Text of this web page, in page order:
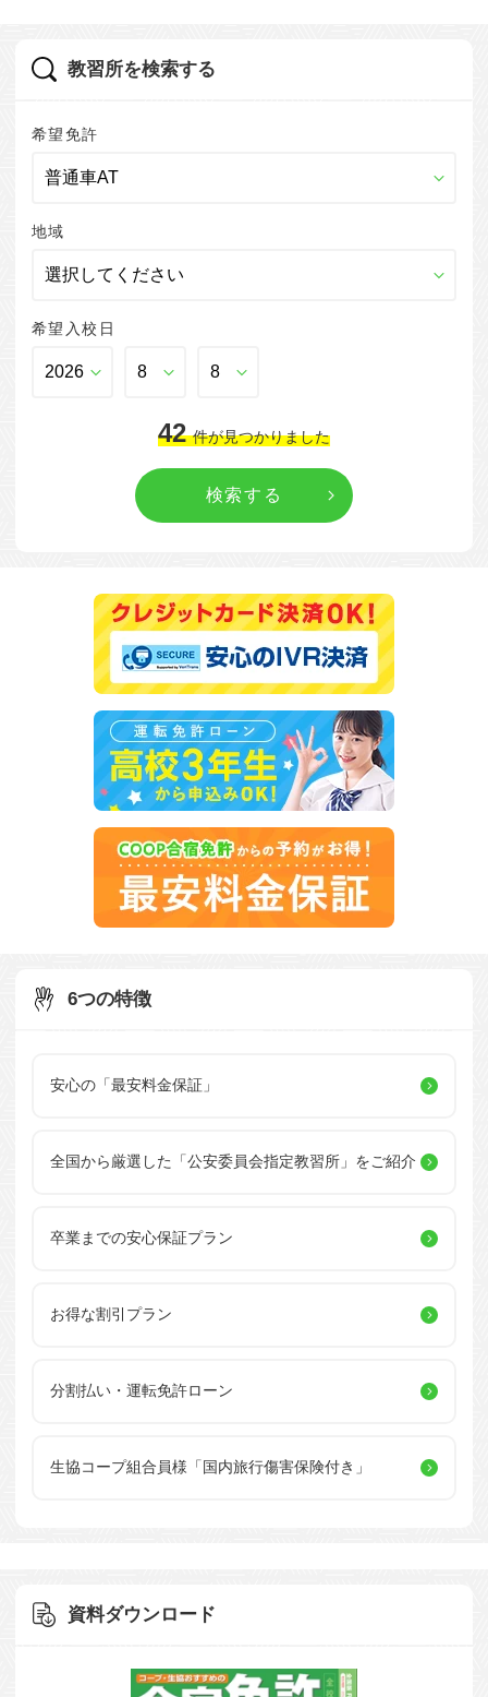
教習所を検索する
希望免許
地域
希望入校日
42 件が見つかりました
6つの特徴
安心の「最安料金保証」
全国から厳選した 「公安委員会指定教習所」をご紹介
卒業までの安心保証プラン
お得な割引プラン
分割払い・運転免許ローン
生協コープ組合員様 「国内旅行傷害保険付き」
資料ダウンロード